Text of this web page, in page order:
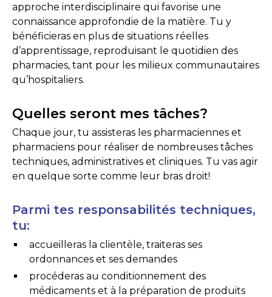
approche interdisciplinaire qui favorise une
connaissance approfondie de la matière. Tu y
bénéficieras en plus de situations réelles
d’apprentissage, reproduisant le quotidien des
pharmacies, tant pour les milieux communautaires
qu’hospitaliers.
Quelles seront mes tâches?
Chaque jour, tu assisteras les pharmaciennes et
pharmaciens pour réaliser de nombreuses tâches
techniques, administratives et cliniques. Tu vas agir
en quelque sorte comme leur bras droit!
Parmi tes responsabilités techniques,
tu:
accueilleras la clientèle, traiteras ses
ordonnances et ses demandes
procéderas au conditionnement des
médicaments et à la préparation de produits